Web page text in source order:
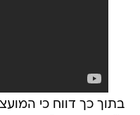
בתוך כך דווח כי